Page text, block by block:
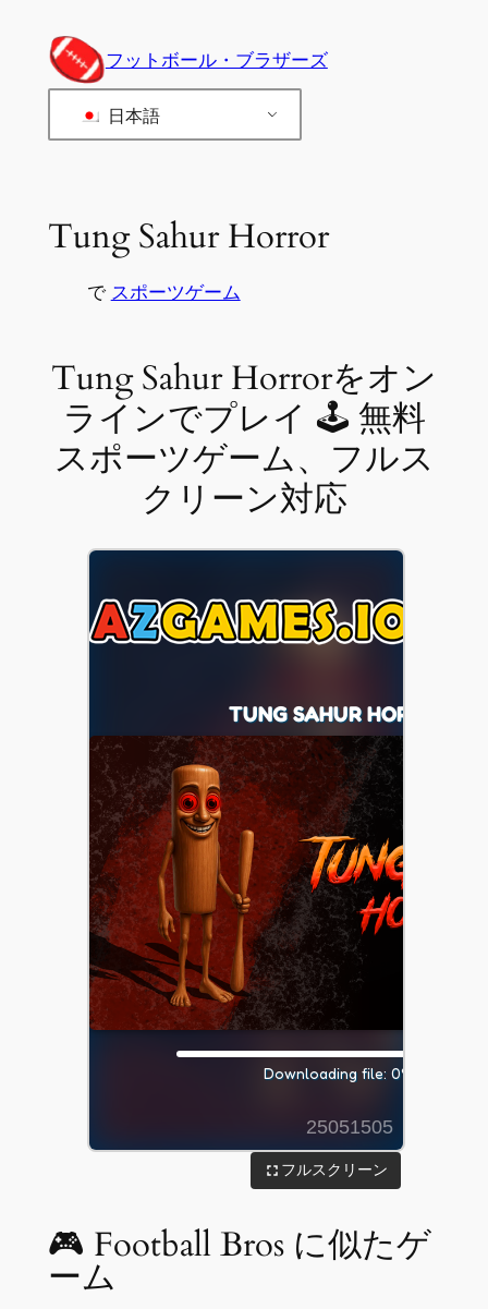
フットボール・ブラザーズ
日本語
Tung Sahur Horror
で スポーツゲーム
Tung Sahur Horrorをオン
ラインでプレイ 🕹 無料
スポーツゲーム、フルス
クリーン対応
フルスクリーン
🎮 Football Bros に似たゲ
ーム